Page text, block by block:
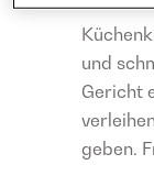
und
Gericht
geben.